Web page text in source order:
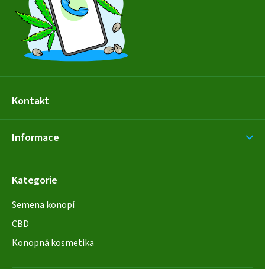
Kontakt
Informace
Kategorie
Semena konopí
CBD
Konopná kosmetika